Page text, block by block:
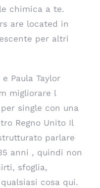
chimica a te.
are located in
per altri
Paula Taylor
migliorare l
single con una
Regno Unito Il
parlare
anni , quindi non
sfoglia,
cosa qui.